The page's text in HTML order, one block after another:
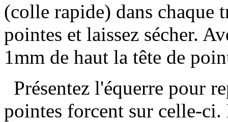
(colle rapide) dans chaque
pointes et laissez sécher.
1mm de haut la tête de
Présentez l'équerre pour
pointes forcent sur celle-